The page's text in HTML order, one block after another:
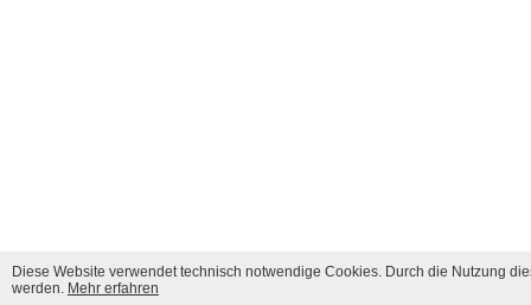
Diese Website verwendet technisch notwendige Cookies. Durch die Nutzung
werden. Mehr erfahren